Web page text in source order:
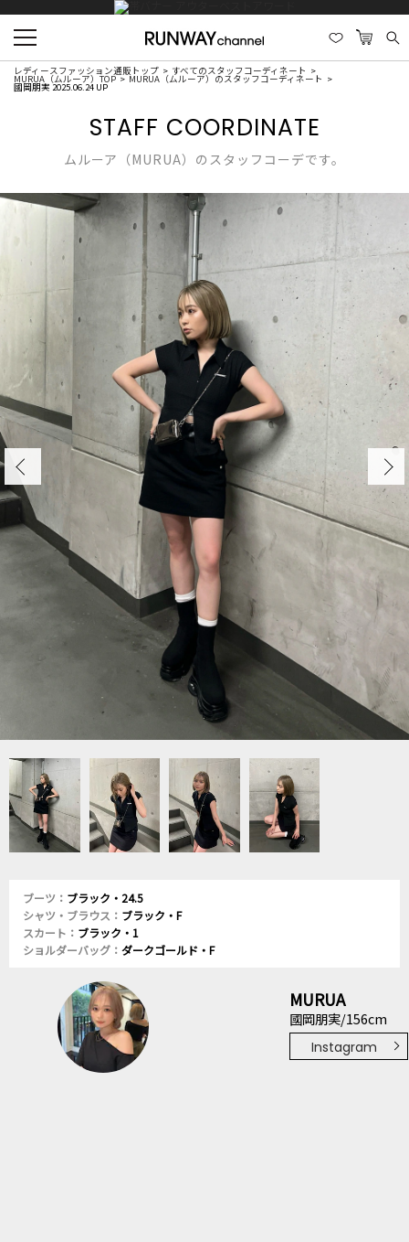
レディースファッション通販トップ すべてのスタッフコーディネート
MURUA（ムルーア）TOP MURUA（ムルーア）のスタッフコーディネート
國岡朋実 2025.06.24 UP
STAFF COORDINATE
ムルーア（MURUA）のスタッフコーデです。
ブーツ： ブラック・24.5
シャツ・ブラウス： ブラック・F
スカート： ブラック・1
ショルダーバッグ： ダークゴールド・F
MURUA
國岡朋実/156cm
Instagram